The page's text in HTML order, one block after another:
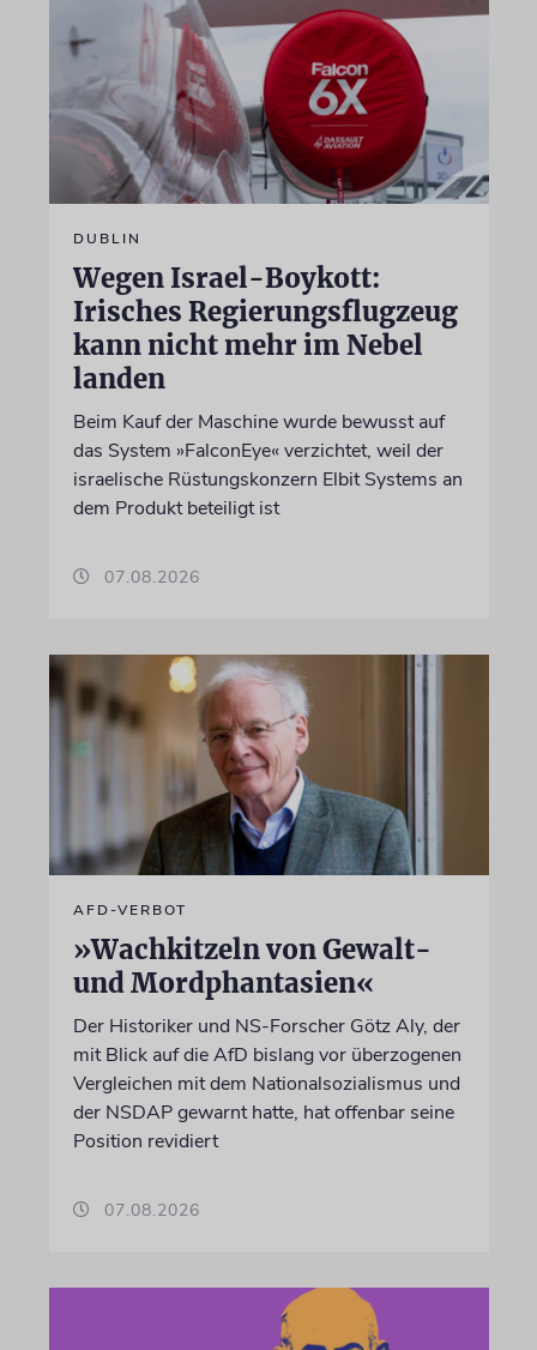
DUBLIN
Wegen Israel-Boykott:
Irisches Regierungsflugzeug
kann nicht mehr im Nebel
landen
Beim Kauf der Maschine wurde bewusst auf
das System »FalconEye« verzichtet, weil der
israelische Rüstungskonzern Elbit Systems an
dem Produkt beteiligt ist
07.08.2026
AFD-VERBOT
»Wachkitzeln von Gewalt-
und Mordphantasien«
Der Historiker und NS-Forscher Götz Aly, der
mit Blick auf die AfD bislang vor überzogenen
Vergleichen mit dem Nationalsozialismus und
der NSDAP gewarnt hatte, hat offenbar seine
Position revidiert
07.08.2026